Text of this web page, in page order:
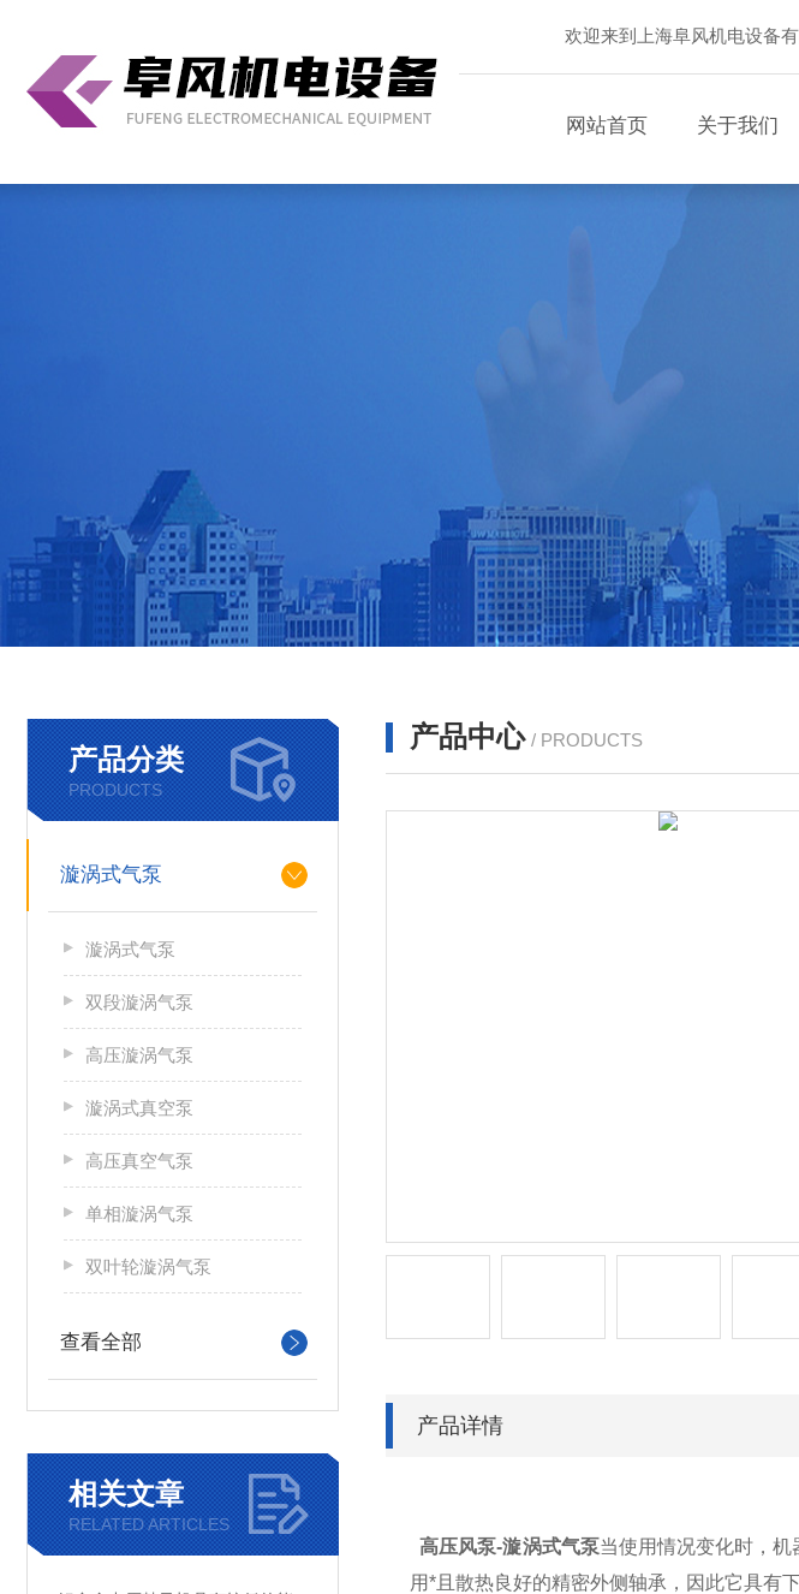
欢迎来到上海阜风机电设备
网站首页 关于我们
产品分类
PRODUCTS
漩涡式气泵
漩涡式气泵
双段漩涡气泵
高压漩涡气泵
漩涡式真空泵
高压真空气泵
单相漩涡气泵
双叶轮漩涡气泵
查看全部
相关文章
RELATED ARTICLES
产品中心 / PRODUCTS
产品详情
高压风泵-漩涡式气泵当使用情况变化时，
用*且散热良好的精密外侧轴承，因此它具有